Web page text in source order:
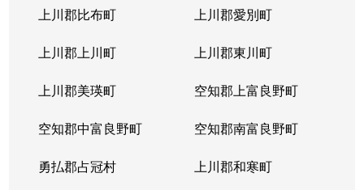
上川郡比布町 上川郡愛別町
上川郡上川町 上川郡東川町
上川郡美瑛町 空知郡上富良野町
空知郡中富良野町 空知郡南富良野町
勇払郡占冠村 上川郡和寒町